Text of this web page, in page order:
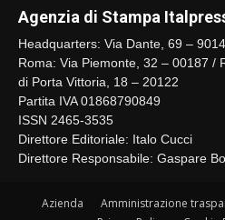
Agenzia di Stampa
Headquarters: Via Dante, 69 –
Roma: Via Piemonte, 32 – 00187 /
di Porta Vittoria, 18 – 20122
Partita IVA 01868790849
ISSN 2465-3535
Direttore Editoriale: Italo Cucci
Direttore Responsabile: Gaspare
Azienda Amministrazione